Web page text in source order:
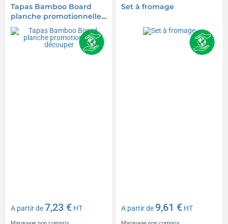
Tapas Bamboo Board
planche promotionnelle
à découper
A partir de 7,23 € HT
Set à fromage
A partir de 9,61 € HT